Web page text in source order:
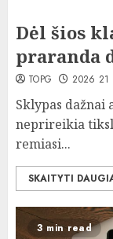
Dėl šios
praranda
TOPG 2026 21
Sklypas dažnai
neprireikia
remiasi...
SKAITYTI
3 min read